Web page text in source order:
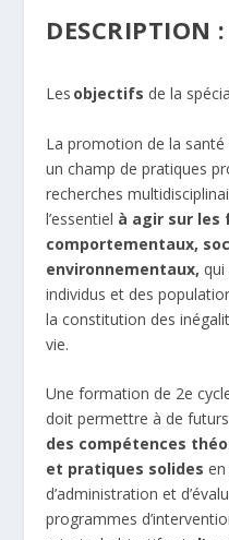
DESCRIPTION :
Les objectifs de la
La promotion de la
un champ de pratiques
recherches
l’essentiel à agir sur
comportementaux,
environnementaux,
individus et des
la constitution des
vie.
Une formation de 2e
doit permettre à de
des compétences
et pratiques solides
d’administration et
programmes